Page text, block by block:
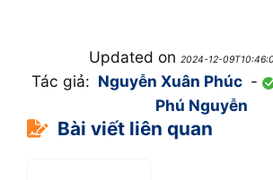
Updated on 2024-12-
Tác giả: Nguyễn Xuân Phúc -
Phú Nguyễn
Bài viết liên quan